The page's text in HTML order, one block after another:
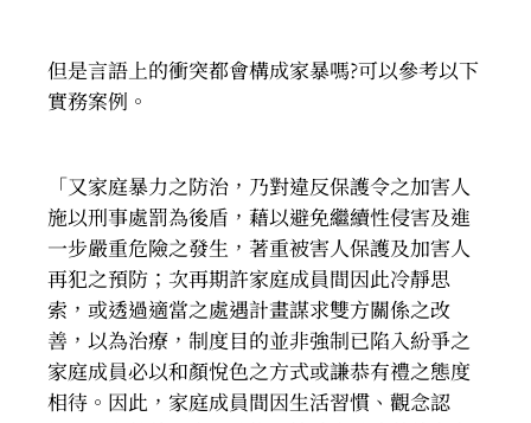
但是言語上的衝突都會構成家暴嗎?可以參考以下
實務案例。
「又家庭暴力之防治，乃對違反保護令之加害人
施以刑事處罰為後盾，藉以避免繼續性侵害及進
一步嚴重危險之發生，著重被害人保護及加害人
再犯之預防；次再期許家庭成員間因此冷靜思
索，或透過適當之處遇計畫謀求雙方關係之改
善，以為治療，制度目的並非強制已陷入紛爭之
家庭成員必以和顏悅色之方式或謙恭有禮之態度
相待。因此，家庭成員間因生活習慣、觀念認